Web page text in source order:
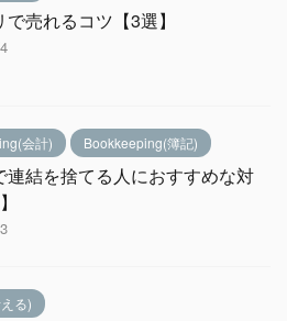
で売れるコツ【3選】
会計) Bookkeeping(簿記)
連結を捨てる人におすすめな対
る)